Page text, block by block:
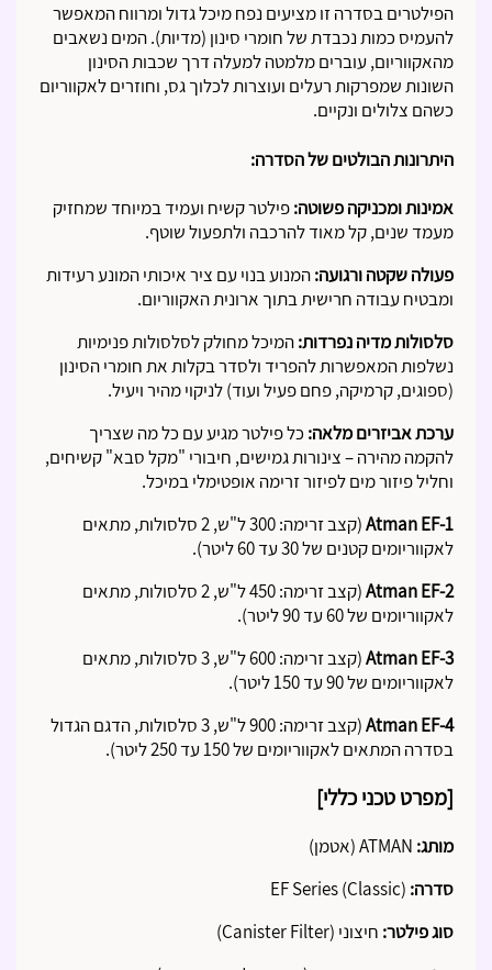
הפילטרים בסדרה זו מציעים נפח מיכל גדול ומרווח המאפשר
להעמיס כמות נכבדת של חומרי סינון (מדיות). המים נשאבים
מהאקווריום, עוברים מלמטה למעלה דרך שכבות הסינון
השונות שמפרקות רעלים ועוצרות לכלוך גס, וחוזרים לאקווריום
כשהם צלולים ונקיים.
היתרונות הבולטים של הסדרה:
אמינות ומכניקה פשוטה:פילטר קשיח ועמיד במיוחד שמחזיק
מעמד שנים, קל מאוד להרכבה ולתפעול שוטף.
פעולה שקטה ורגועה:המנוע בנוי עם ציר איכותי המונע רעידות
ומבטיח עבודה חרישית בתוך ארונית האקווריום.
סלסולות מדיה נפרדות:המיכל מחולק לסלסולות פנימיות
נשלפות המאפשרות להפריד ולסדר בקלות את חומרי הסינון
(ספוגים, קרמיקה, פחם פעיל ועוד) לניקוי מהיר ויעיל.
ערכת אביזרים מלאה: כל פילטר מגיע עם כל מה שצריך
להקמה מהירה – צינורות גמישים, חיבורי "מקל סבא" קשיחים,
וחליל פיזור מים לפיזור זרימה אופטימלי במיכל.
Atman EF-1
(קצב זרימה: 300 ל"ש, 2 סלסולות, מתאים
לאקווריומים קטנים של 30 עד 60 ליטר).
Atman EF-2
(קצב זרימה: 450 ל"ש, 2 סלסולות, מתאים
לאקווריומים של 60 עד 90 ליטר).
Atman EF-3
(קצב זרימה: 600 ל"ש, 3 סלסולות, מתאים
לאקווריומים של 90 עד 150 ליטר).
Atman EF-4
(קצב זרימה: 900 ל"ש, 3 סלסולות, הדגם הגדול
בסדרה המתאים לאקווריומים של 150 עד 250 ליטר).
[מפרט טכני כללי]
מותג:
סדרה:
סוג פילטר: חיצוני (Canister Filter)